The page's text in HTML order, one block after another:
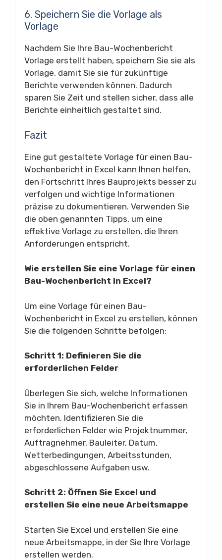
6. Speichern Sie die Vorlage als
Vorlage
Nachdem Sie Ihre Bau-Wochenbericht
Vorlage erstellt haben, speichern Sie sie als
Vorlage, damit Sie sie für zukünftige
Berichte verwenden können. Dadurch
sparen Sie Zeit und stellen sicher, dass alle
Berichte einheitlich gestaltet sind.
Fazit
Eine gut gestaltete Vorlage für einen Bau-
Wochenbericht in Excel kann Ihnen helfen,
den Fortschritt Ihres Bauprojekts besser zu
verfolgen und wichtige Informationen
präzise zu dokumentieren. Verwenden Sie
die oben genannten Tipps, um eine
effektive Vorlage zu erstellen, die Ihren
Anforderungen entspricht.
Wie erstellen Sie eine Vorlage für einen
Bau-Wochenbericht in Excel?
Um eine Vorlage für einen Bau-
Wochenbericht in Excel zu erstellen, können
Sie die folgenden Schritte befolgen:
Schritt 1: Definieren Sie die
erforderlichen Felder
Überlegen Sie sich, welche Informationen
Sie in Ihrem Bau-Wochenbericht erfassen
möchten. Identifizieren Sie die
erforderlichen Felder wie Projektnummer,
Auftragnehmer, Bauleiter, Datum,
Wetterbedingungen, Arbeitsstunden,
abgeschlossene Aufgaben usw.
Schritt 2: Öffnen Sie Excel und
erstellen Sie eine neue Arbeitsmappe
Starten Sie Excel und erstellen Sie eine
neue Arbeitsmappe, in der Sie Ihre Vorlage
erstellen werden.